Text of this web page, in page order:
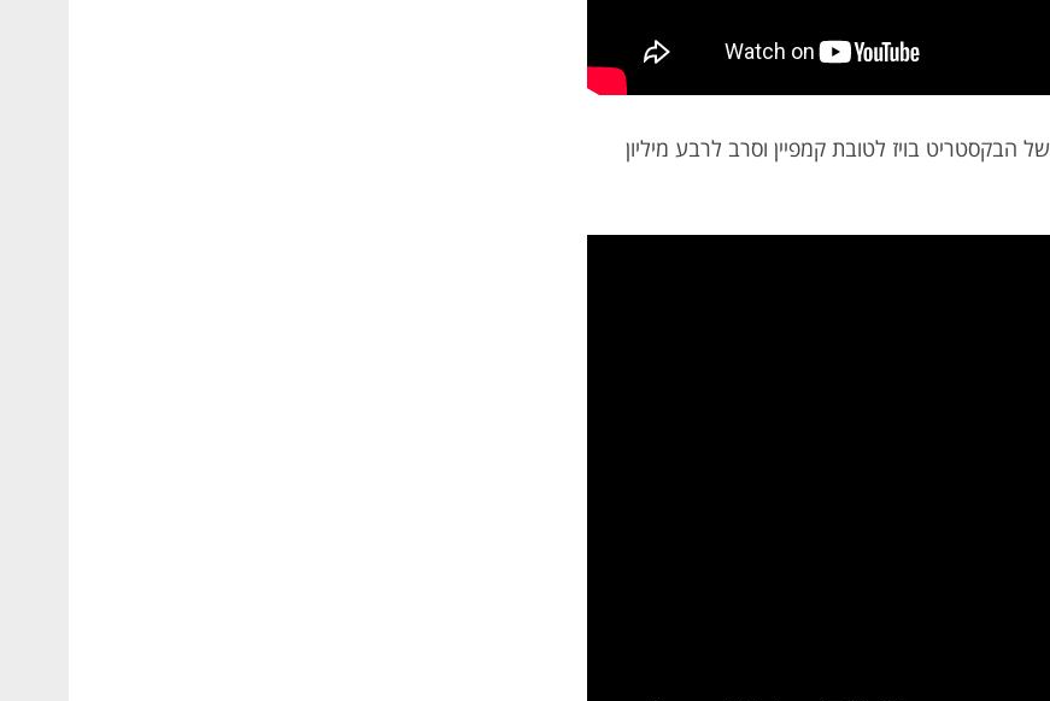
אז הוא לא הקליט קאבר ל- I Want It That Way של הבקסטריט בויז לטובת קמפיין וסרב לרבע מיליון